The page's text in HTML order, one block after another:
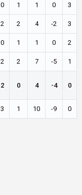
0 1 1 0 3
2 2 4 -2 3
0 1 1 0 2
2 2 7 -5 1
2 0 4 -4 0
3 1 10 -9 0